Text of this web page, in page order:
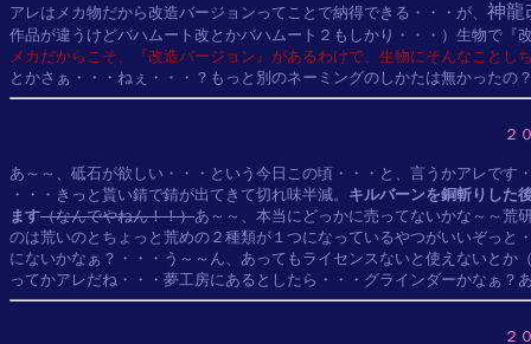
アレはメカ物だから改造バージョンってことで納得できる・・・が、 神龍
メカだからこそ、『改造バージョン』があるわけで、生物にそんなことし
２
あ～～、砥石が欲しい・・・という今日この頃・・・と、言うかアレです
・・・きっと貰い錆で錆が出てきて切れ味半減。 キルバーンを銅斬りした
ます（なんでやねん！！）あ～～、本当にどっかに売ってないかな～～荒
のは荒いのとちょっと荒めの２種類が１つになっているやつがいいぞっと
にないかなぁ？・・・う～～ん、あってもライセンスないと使えないとか
２